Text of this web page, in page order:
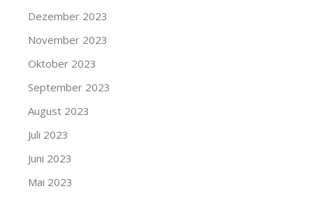
Dezember 2023
November 2023
Oktober 2023
September 2023
August 2023
Juli 2023
Juni 2023
Mai 2023